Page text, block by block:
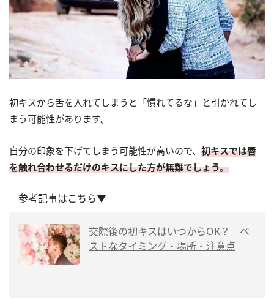
初キスから舌を入れてしまうと「慣れてるな」と引かれてし
まう可能性があります。
自分の印象を下げてしまう可能性が高いので、 初キスでは唇
を触れ合わせるだけのキスにした方が無難でしょう。
参考記事はこちら▼
交際後の初キスはいつからOK？ ベ
ストなタイミング・場所・注意点